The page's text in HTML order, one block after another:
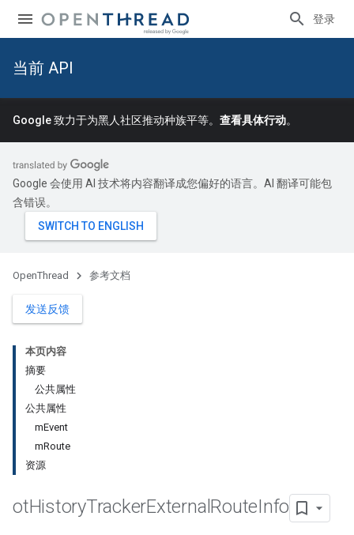
登录
当前 API
Google 致力于为黑人社区推动种族平等。 查看具体行动。
Google 会使用 AI 技术将内容翻译成您偏好的语言。AI 翻译可能包
含错误。
OpenThread 参考文档
发送反馈
本页内容
摘要
公共属性
公共属性
mEvent
mRoute
资源
otHistoryTrackerExternal RouteInfo